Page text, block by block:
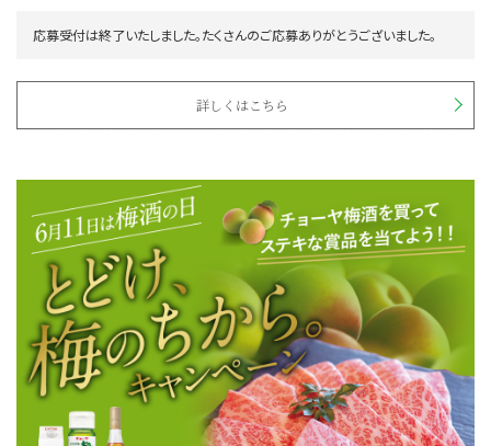
応募受付は終了いたしました。たくさんのご応募ありがとうございました。
詳しくはこちら